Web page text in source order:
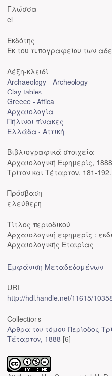
Γλώσσα
el
Εκδότης
Εκ του τυπογραφείου των
Λέξη-κλειδί
Archaeology - Archeology
Clay tables
Greece - Attica
Αρχαιολογία
Πήλινοι πίνακες
Ελλάδα - Αττική
Βιβλιογραφικά στοιχεία
Αρχαιολογική Εφημερίς,
Τρίτον και Τέταρτον, 181-192.
Πρόσβαση
ελεύθερη
Τίτλος περιοδικού
Αρχαιολογική εφημερίς :
Αρχαιολογικής Εταιρίας
Εμφάνιση Μεταδεδομένων
URI
http://hdl.handle.net/11615/10358
Collections
Άρθρα του τόμου Περίοδος
Τέταρτον, 1888 [6]